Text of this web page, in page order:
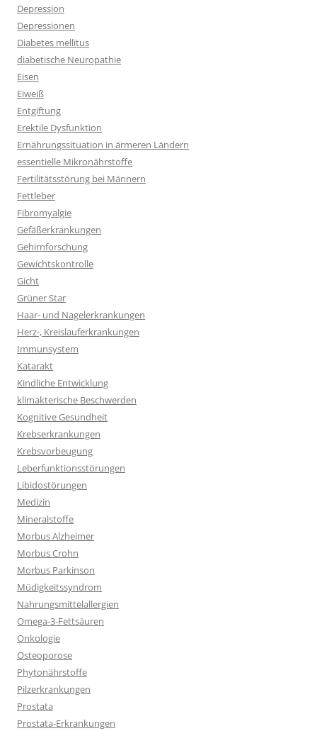
Depression
Depressionen
Diabetes mellitus
diabetische Neuropathie
Eisen
Eiweiß
Entgiftung
Erektile Dysfunktion
Ernährungssituation in ärmeren Ländern
essentielle Mikronährstoffe
Fertilitätsstörung bei Männern
Fettleber
Fibromyalgie
Gefäßerkrankungen
Gehirnforschung
Gewichtskontrolle
Gicht
Grüner Star
Haar- und Nagelerkrankungen
Herz-, Kreislauferkrankungen
Immunsystem
Katarakt
Kindliche Entwicklung
klimakterische Beschwerden
Kognitive Gesundheit
Krebserkrankungen
Krebsvorbeugung
Leberfunktionsstörungen
Libidostörungen
Medizin
Mineralstoffe
Morbus Alzheimer
Morbus Crohn
Morbus Parkinson
Müdigkeitssyndrom
Nahrungsmittelallergien
Omega-3-Fettsäuren
Onkologie
Osteoporose
Phytonährstoffe
Pilzerkrankungen
Prostata
Prostata-Erkrankungen